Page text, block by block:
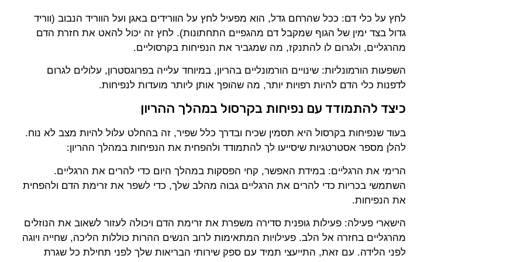
לחץ על כלי דם: ככל שהרחם גדל, הוא מפעיל לחץ על הוורידים באגן ועל הווריד הנבוב (ווריד
גדול בצד ימין של הגוף שמקבל דם מהגפיים התחתונות). לחץ זה יכול להאט את חזרת הדם
מהרגליים, ולגרום לו להתנקז, מה שמגביר את הנפיחות בקרסוליים.
השפעות הורמונליות: שינויים הורמונליים בהריון, במיוחד עלייה בפרוגסטרון, עלולים לגרום
לדפנות כלי הדם להיות רפויות יותר, מה שהופך אותן ליותר מועדות לנפיחות.
כיצד להתמודד עם נפיחות בקרסול במהלך ההריון
בעוד שנפיחות בקרסול היא תסמין שכיח ובדרך כלל שפיר, זה בהחלט עלול להיות מצב לא נוח.
להלן מספר אסטרטגיות שיסייעו לך להתמודד ולהפחית את הנפיחות במהלך ההריון:
הרימי את הרגליים: במידת האפשר, קחי הפסקות במהלך היום כדי להרים את הרגליים.
השתמשי בכריות כדי להרים את הרגליים גבוה מהלב שלך, כדי לשפר את זרימת הדם ולהפחית
את הנפיחות.
הישארי פעילה: פעילות גופנית סדירה משפרת את זרימת הדם ויכולה לעזור לשאוב את הנוזלים
מהרגליים בחזרה אל הלב. פעילויות המתאימות לרוב הנשים ההרות כוללות הליכה, שחייה ויוגה
לפני הלידה. עם זאת, התייעצי תמיד עם ספק שירותי הבריאות שלך לפני תחילת כל שגרת